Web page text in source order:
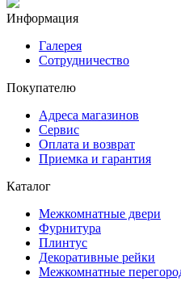
Информация
Галерея
Сотрудничество
Покупателю
Адреса магазинов
Сервис
Оплата и возврат
Приемка и гарантия
Каталог
Межкомнатные двери
Фурнитура
Плинтус
Декоративные рейки
Межкомнатные